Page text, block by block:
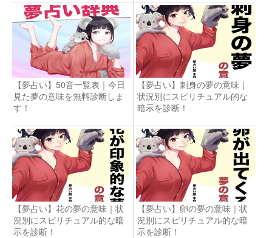
【夢占い】50音一覧表｜今日
見た夢の意味を無料診断しま
す！
【夢占い】刺身の夢の意味｜
状況別にスピリチュアル的な
暗示を診断！
【夢占い】花の夢の意味｜状
況別にスピリチュアル的な暗
示を診断！
【夢占い】卵の夢の意味｜状
況別にスピリチュアル的な暗
示を診断！